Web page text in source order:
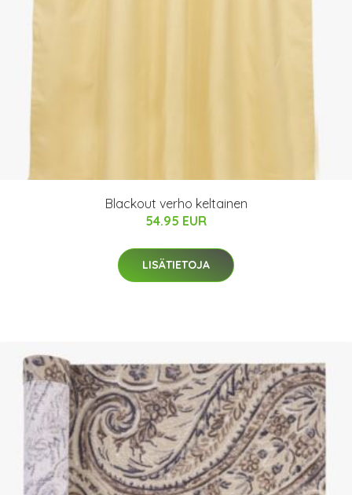
Blackout verho keltainen
54.95 EUR
LISÄTIETOJA